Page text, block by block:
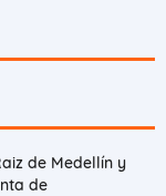
de Medellín y
de